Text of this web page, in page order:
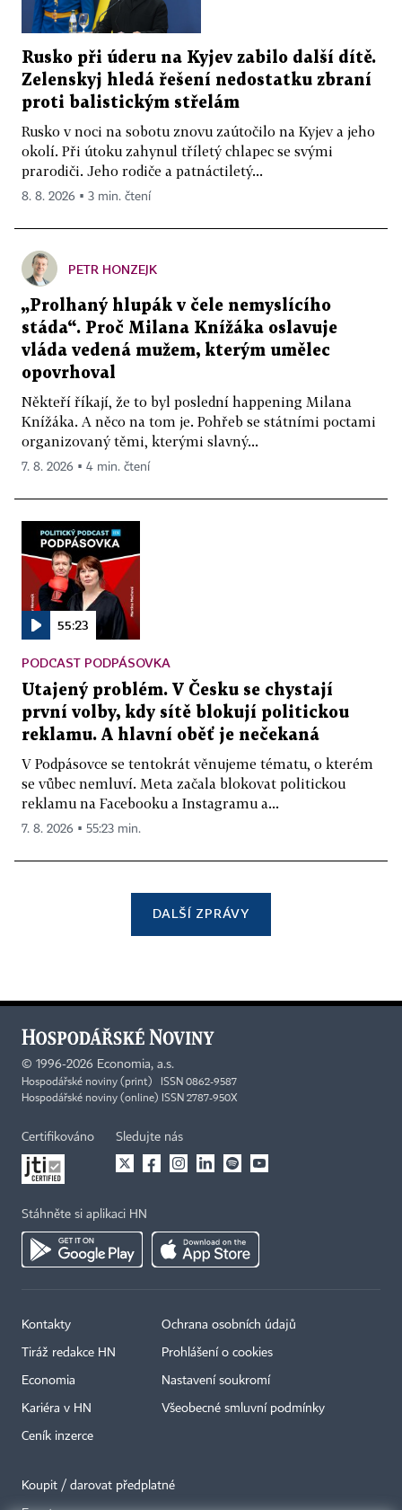
Rusko při úderu na Kyjev zabilo další dítě.
Zelenskyj hledá řešení nedostatku zbraní
proti balistickým střelám
Rusko v noci na sobotu znovu zaútočilo na Kyjev a jeho
okolí. Při útoku zahynul tříletý chlapec se svými
prarodiči. Jeho rodiče a patnáctiletý...
8. 8. 2026 ▪ 3 min. čtení
PETR HONZEJK
„Prolhaný hlupák v čele nemyslícího
stáda“. Proč Milana Knížáka oslavuje
vláda vedená mužem, kterým umělec
opovrhoval
Někteří říkají, že to byl poslední happening Milana
Knížáka. A něco na tom je. Pohřeb se státními poctami
organizovaný těmi, kterými slavný...
7. 8. 2026 ▪ 4 min. čtení
55:23
PODCAST PODPÁSOVKA
Utajený problém. V Česku se chystají
první volby, kdy sítě blokují politickou
reklamu. A hlavní oběť je nečekaná
V Podpásovce se tentokrát věnujeme tématu, o kterém
se vůbec nemluví. Meta začala blokovat politickou
reklamu na Facebooku a Instagramu a...
7. 8. 2026 ▪ 55:23 min.
DALŠÍ ZPRÁVY
© 1996-2026 Economia, a.s.
Hospodářské noviny (print) ISSN 0862-9587
Hospodářské noviny (online) ISSN 2787-950X
Certifikováno Sledujte nás
Stáhněte si aplikaci HN
Kontakty
Tiráž redakce HN
Economia
Kariéra v HN
Ceník inzerce
Ochrana osobních údajů
Prohlášení o cookies
Nastavení soukromí
Všeobecné smluvní podmínky
Koupit / darovat předplatné